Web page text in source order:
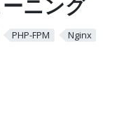
PHP-FPM
Nginx